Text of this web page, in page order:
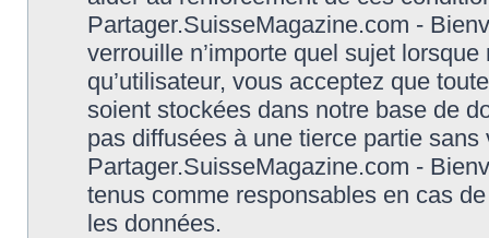
Partager.SuisseMagazine.com -
verrouille n’importe quel sujet
qu’utilisateur, vous acceptez que
soient stockées dans notre base de
pas diffusées à une tierce partie
Partager.SuisseMagazine.com -
tenus comme responsables en cas
les données.